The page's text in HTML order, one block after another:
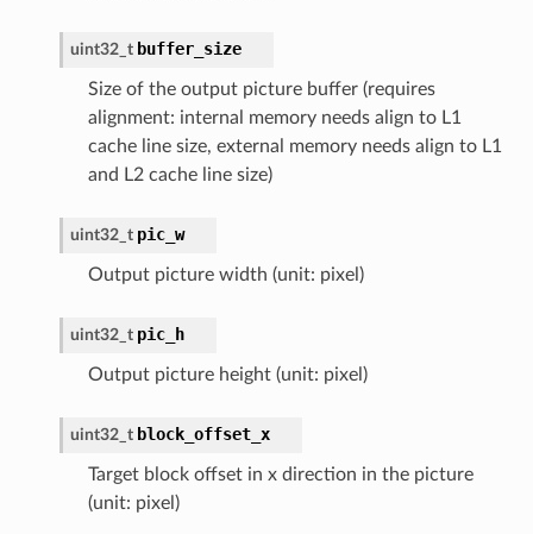
uint32_t buffer_size
Size of the output picture buffer (requires
alignment: internal memory needs align to L1
cache line size, external memory needs align to L1
and L2 cache line size)
uint32_t pic_w
Output picture width (unit: pixel)
uint32_t pic_h
Output picture height (unit: pixel)
uint32_t block_offset_x
Target block offset in x direction in the picture
(unit: pixel)